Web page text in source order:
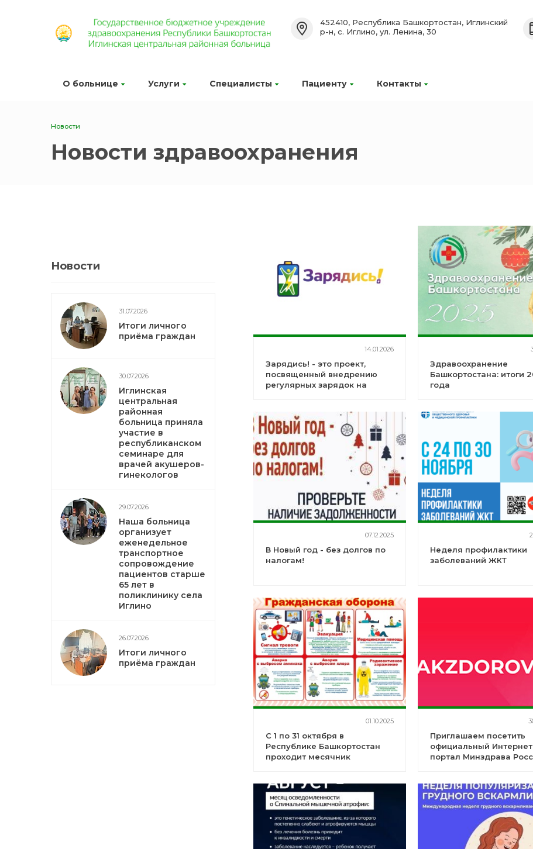
О больнице Услуги Специалисты Пациенту Контакты
452410, Республика Башкортостан, Иглинский
р-н, с. Иглино, ул. Ленина, 30
Новости
Новости здравоохранения
Новости
31.07.2026
Итоги личного
приёма граждан
30.07.2026
Иглинская
центральная
районная
больница приняла
участие в
республиканском
семинаре для
врачей акушеров-
гинекологов
29.07.2026
Наша больница
организует
еженедельное
транспортное
сопровождение
пациентов старше
65 лет в
поликлинику села
Иглино
26.07.2026
Итоги личного
приёма граждан
14.01.2026
Зарядись! - это проект,
посвященный внедрению
регулярных зарядок на
Здравоохранение
Башкортостана: итоги
года
07.12.2025
В Новый год - без долгов по
налогам!
Неделя профилактики
заболеваний ЖКТ
01.10.2025
С 1 по 31 октября в
Республике Башкортостан
проходит месячник
Приглашаем посетить
официальный
портал Минздрава